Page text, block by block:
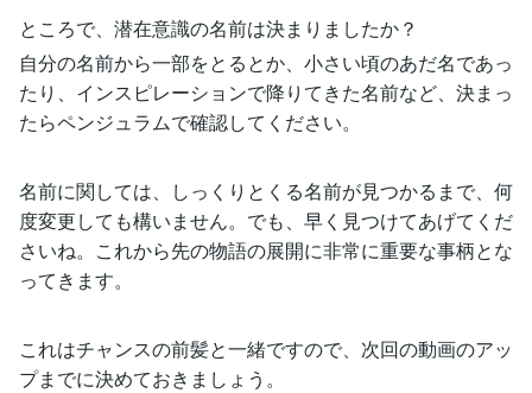
ところで、潜在意識の名前は決まりましたか？
自分の名前から一部をとるとか、小さい頃のあだ名であっ
たり、インスピレーションで降りてきた名前など、決まっ
たらペンジュラムで確認してください。
名前に関しては、しっくりとくる名前が見つかるまで、何
度変更しても構いません。でも、早く見つけてあげてくだ
さいね。これから先の物語の展開に非常に重要な事柄とな
ってきます。
これはチャンスの前髪と一緒ですので、次回の動画のアッ
プまでに決めておきましょう。